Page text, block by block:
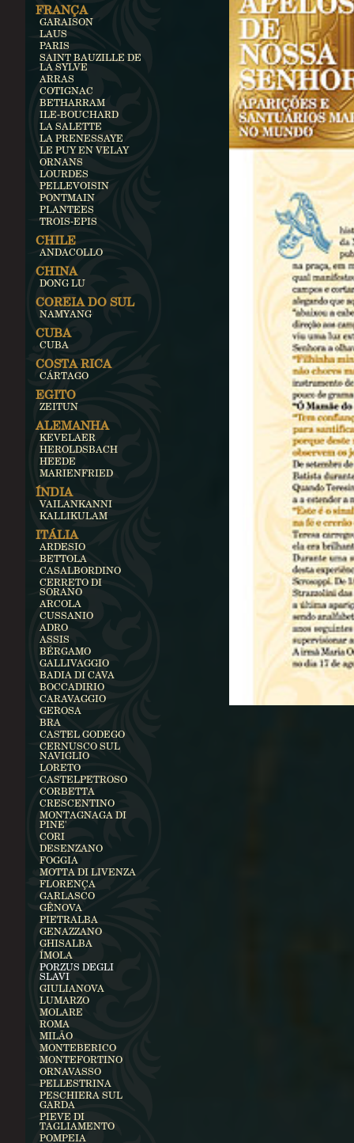
FRANÇA
GARAISON
LAUS
PARIS
SAINT BAUZILLE DE
LA SYLVE
ARRAS
COTIGNAC
BETHARRAM
ILE-BOUCHARD
LA SALETTE
LA PRENESSAYE
LE PUY EN VELAY
ORNANS
LOURDES
PELLEVOISIN
PONTMAIN
PLANTEES
TROIS-EPIS
CHILE
ANDACOLLO
CHINA
DONG LU
COREIA DO SUL
NAMYANG
CUBA
CUBA
COSTA RICA
CÁRTAGO
EGITO
ZEITUN
ALEMANHA
KEVELAER
HEROLDSBACH
HEEDE
MARIENFRIED
ÍNDIA
VAILANKANNI
KALLIKULAM
ITÁLIA
ARDESIO
BETTOLA
CASALBORDINO
CERRETO DI
SORANO
ARCOLA
CUSSANIO
ADRO
ASSIS
BÉRGAMO
GALLIVAGGIO
BADIA DI CAVA
BOCCADIRIO
CARAVAGGIO
GEROSA
BRA
CASTEL GODEGO
CERNUSCO SUL
NAVIGLIO
LORETO
CASTELPETROSO
CORBETTA
CRESCENTINO
MONTAGNAGA DI
PINE'
CORI
DESENZANO
FOGGIA
MOTTA DI LIVENZA
FLORENÇA
GARLASCO
GÊNOVA
PIETRALBA
GENAZZANO
GHISALBA
ÍMOLA
PORZUS DEGLI
SLAVI
GIULIANOVA
LUMARZO
MOLARE
ROMA
MILÃO
MONTEBERICO
MONTEFORTINO
ORNAVASSO
PELLESTRINA
PESCHIERA SUL
GARDA
PIEVE DI
TAGLIAMENTO
POMPEIA